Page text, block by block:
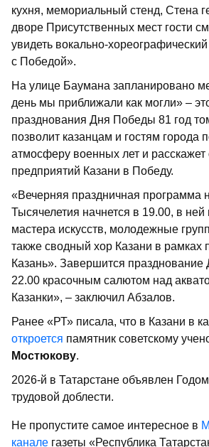
кухня, мемориальный стенд, Стена
дворе Присутственных мест гости
увидеть вокально-
с Победой».
На улице Баумана запланировано
день мы приближали как могли» –
празднования Дня Победы 81 год
позволит казанцам и гостям города
атмосферу военных лет и расскажет
предприятий Казани в Победу.
«Вечерняя праздничная программа
Тысячелетия начнется в 19.00, в ней
мастера искусств, молодежные
также сводный хор Казани в
Казань». Завершится
22.00 красочным салютом над
Казанки», – заключил Абзалов.
Ранее «РТ» писала, что в Казани в
откроется памятник советскому
Мостюкову.
2026-й в Татарстане объявлен
трудовой доблести.
Не пропустите самое интересное в
канале газеты «Республика